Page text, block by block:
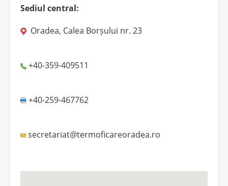
Sediul central:
Oradea, Calea Borșului nr. 23
+40-359-409511
+40-259-467762
secretariat@termoficareoradea.ro